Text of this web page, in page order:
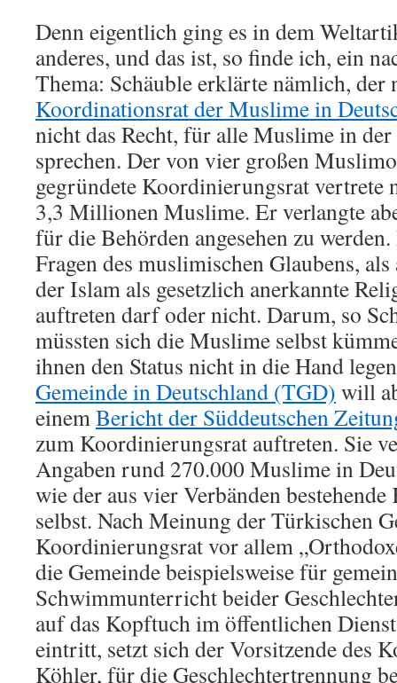
Denn eigentlich ging es in dem
anderes, und das ist, so finde ich, ein
Thema: Schäuble erklärte nämlich, der
Koordinationsrat der Muslime in
nicht das Recht, für alle Muslime in
sprechen. Der von vier großen
gegründete Koordinierungsrat vertrete
3,3 Millionen Muslime. Er verlangte
für die Behörden angesehen zu
Fragen des muslimischen Glaubens,
der Islam als gesetzlich anerkannte
auftreten darf oder nicht. Darum, so
müssten sich die Muslime selbst
ihnen den Status nicht in die Hand
Gemeinde in Deutschland (TGD) will
einemBericht der Süddeutschen
zum Koordinierungsrat auftreten. Sie
Angaben rund 270.000 Muslime in
wie der aus vier Verbänden
selbst. Nach Meinung der Türkischen
Koordinierungsrat vor allem
die Gemeinde beispielsweise für
Schwimmunterricht beider
auf das Kopftuch im öffentlichen
eintritt, setzt sich der Vorsitzende des
Köhler, für die Geschlechtertrennung